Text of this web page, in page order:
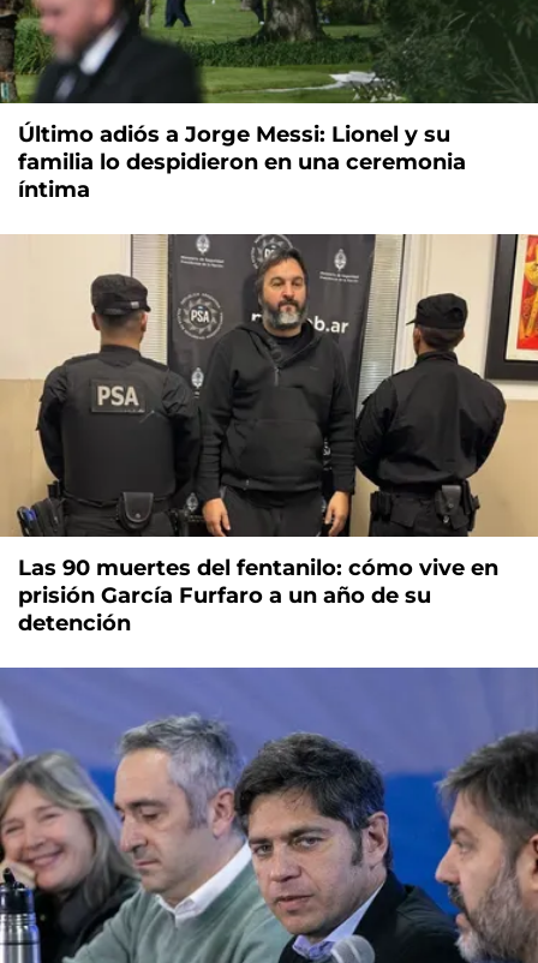
Último adiós a Jorge Messi: Lionel y su
familia lo despidieron en una ceremonia
íntima
Las 90 muertes del fentanilo: cómo vive en
prisión García Furfaro a un año de su
detención